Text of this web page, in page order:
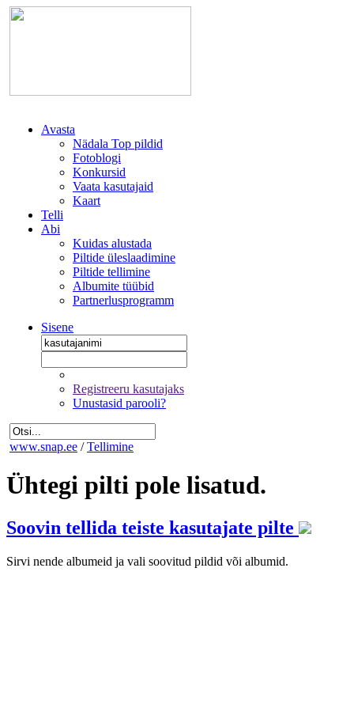
Avasta
Nädala Top pildid
Fotoblogi
Konkursid
Vaata kasutajaid
Kaart
Telli
Abi
Kuidas alustada
Piltide üleslaadimine
Piltide tellimine
Albumite tüübid
Partnerlusprogramm
Sisene
Registreeru kasutajaks
Unustasid parooli?
www.snap.ee / Tellimine
Ühtegi pilti pole lisatud.
Soovin tellida teiste kasutajate pilte
Sirvi nende albumeid ja vali soovitud pildid või albumid.